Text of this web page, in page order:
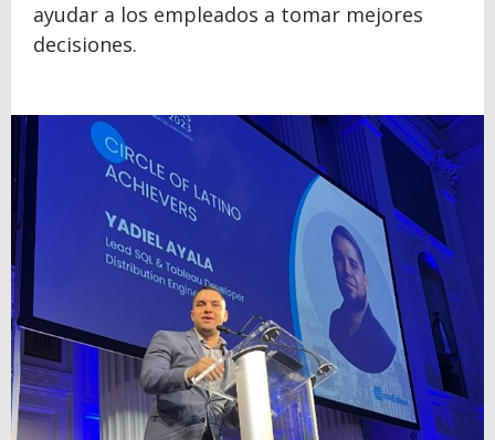
ayudar a los empleados a tomar mejores
decisiones.